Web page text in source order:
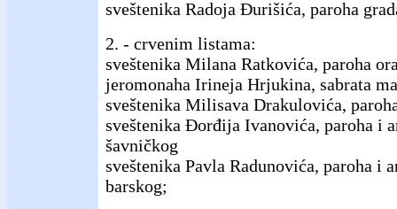
sveštenika Radoja Đurišića, paroha
2. - crvenim listama:
sveštenika Milana Ratkovića, paroha
jeromonaha Irineja Hrjukina, sabrata
sveštenika Milisava Drakulovića,
sveštenika Đorđija Ivanovića, paroha i
šavničkog
sveštenika Pavla Radunovića, paroha i
barskog;